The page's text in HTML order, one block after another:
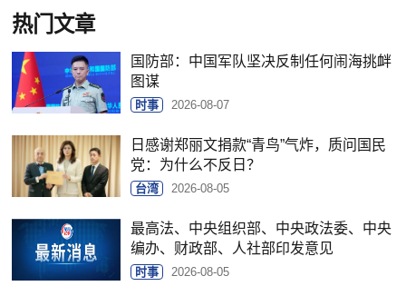
热门文章
国防部：中国军队坚决反制任何闹海挑衅
图谋
时事 2026-08-07
日感谢郑丽文捐款“青鸟”气炸，质问国民
党：为什么不反日？
台湾 2026-08-05
最高法、中央组织部、中央政法委、中央
编办、财政部、人社部印发意见
时事 2026-08-05